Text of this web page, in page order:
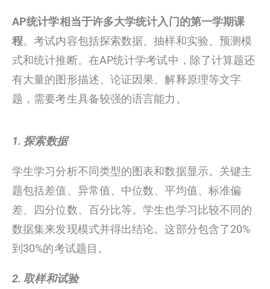
AP统计学相当于许多大学统计入门的第一学期课
程。考试内容包括探索数据、抽样和实验、预测模
式和统计推断。在AP统计学考试中，除了计算题还
有大量的图形描述、论证因果、解释原理等文字
题，需要考生具备较强的语言能力。
1. 探索数据
学生学习分析不同类型的图表和数据显示。关键主
题包括差值、异常值、中位数、平均值、标准偏
差、四分位数、百分比等。学生也学习比较不同的
数据集来发现模式并得出结论。这部分包含了20%
到30%的考试题目。
2. 取样和试验